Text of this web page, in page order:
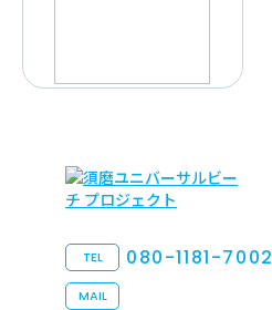
TEL 080-1181-7002
MAIL